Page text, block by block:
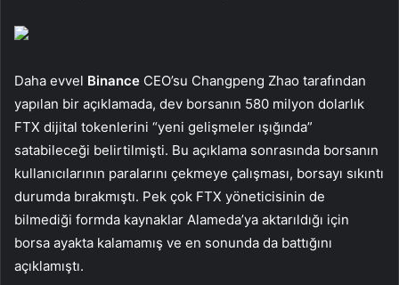
Daha evvel Binance CEO’su Changpeng Zhao tarafından
yapılan bir açıklamada, dev borsanın 580 milyon dolarlık
FTX dijital tokenlerini “yeni gelişmeler ışığında”
satabileceği belirtilmişti. Bu açıklama sonrasında borsanın
kullanıcılarının paralarını çekmeye çalışması, borsayı sıkıntı
durumda bırakmıştı. Pek çok FTX yöneticisinin de
bilmediği formda kaynaklar Alameda’ya aktarıldığı için
borsa ayakta kalamamış ve en sonunda da battığını
açıklamıştı.